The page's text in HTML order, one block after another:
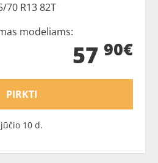
70 R13 82T
modeliams:
57 90€
PIRKTI
10 d.